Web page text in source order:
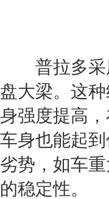
普拉多
盘大梁。这
身强度提高
车身也能起
劣势，如车
的稳定性。